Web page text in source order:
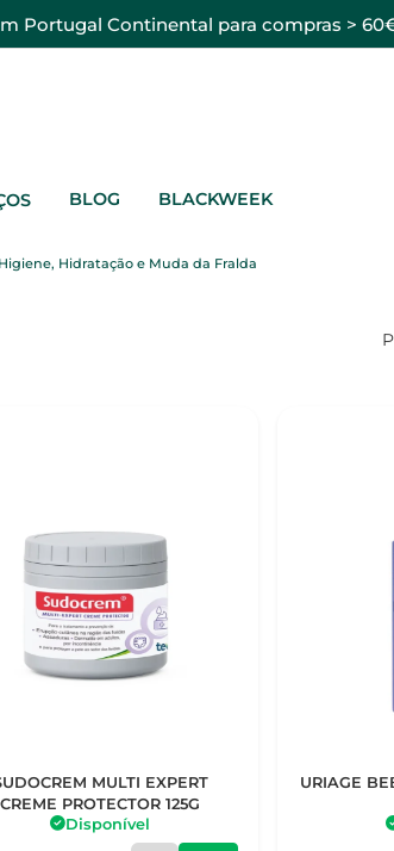
Portugal Continental para compras >
BLOG BLACKWEEK
Hidratação e Muda da Fralda
MULTI EXPERT
CREME PROTECTOR 125G
Disponível
URIAGE